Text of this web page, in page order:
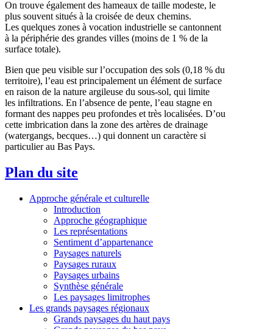
On trouve également des hameaux de taille modeste, le
plus souvent situés à la croisée de deux chemins.
Les quelques zones à vocation industrielle se cantonnent
à la périphérie des grandes villes (moins de 1 % de la
surface totale).
Bien que peu visible sur l’occupation des sols (0,18 % du
territoire), l’eau est principalement un élément de surface
en raison de la nature argileuse du sous-sol, qui limite
les infiltrations. En l’absence de pente, l’eau stagne en
formant des nappes peu profondes et très localisées. D’ou
cette imbrication dans la zone des artères de drainage
(watergangs, becques…) qui donnent un caractère si
particulier au Bas Pays.
Plan du site
Approche générale et culturelle
Introduction
Approche géographique
Les représentations
Sentiment d’appartenance
Paysages naturels
Paysages ruraux
Paysages urbains
Synthèse générale
Les paysages limitrophes
Les grands paysages régionaux
Grands paysages du haut pays